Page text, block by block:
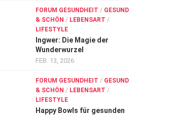
FORUM GESUNDHEIT / GESUND
& SCHÖN / LEBENSART /
LIFESTYLE
Ingwer: Die Magie der
Wunderwurzel
FEB. 13, 2026
FORUM GESUNDHEIT / GESUND
& SCHÖN / LEBENSART /
LIFESTYLE
Happy Bowls für gesunden